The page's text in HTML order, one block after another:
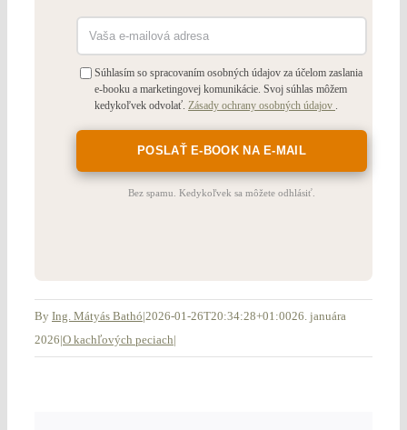
Súhlasím so spracovaním osobných údajov za účelom zaslania
e-booku a marketingovej komunikácie. Svoj súhlas môžem
kedykoľvek odvolať. Zásady ochrany osobných údajov .
Bez spamu. Kedykoľvek sa môžete odhlásiť.
By Ing. Mátyás Bathó|2026-01-26T20:34:28+01:0026. januára
2026|O kachľových peciach|